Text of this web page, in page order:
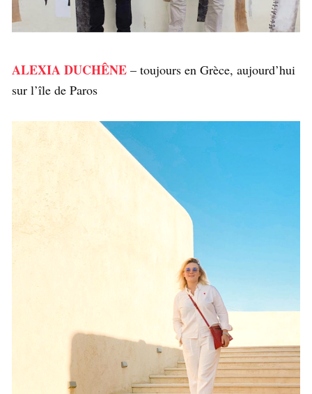
ALEXIA DUCHÊNE – toujours en Grèce, aujourd’hui
sur l’île de Paros